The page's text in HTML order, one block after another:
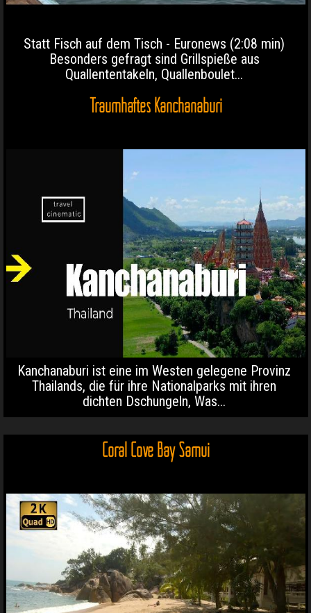
Statt Fisch auf dem Tisch - Euronews (2:08 min)
Besonders gefragt sind Grillspieße aus
Quallententakeln, Quallenboulet...
Traumhaftes Kanchanaburi
Kanchanaburi ist eine im Westen gelegene Provinz
Thailands, die für ihre Nationalparks mit ihren
dichten Dschungeln, Was...
Coral Cove Bay Samui